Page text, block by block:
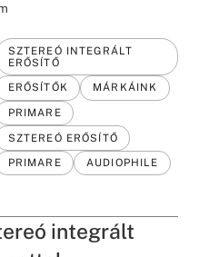
SZTEREÓ INTEGRÁLT
ERŐSÍTŐ
ERŐSÍTŐK
MÁRKÁINK
PRIMARE
SZTEREÓ ERŐSÍTŐ
PRIMARE
AUDIOPHILE
integrált